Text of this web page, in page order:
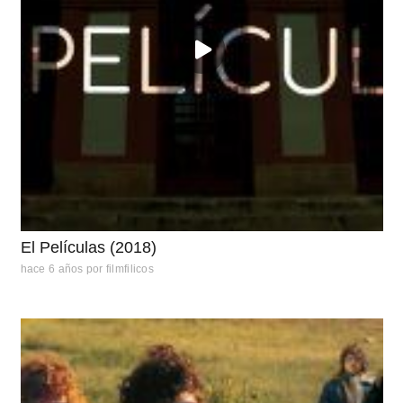
El Películas (2018)
hace 6 años por filmfilicos